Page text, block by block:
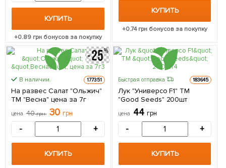
КУПИТЬ
+0.89 грн бонусов за покупку
КУПИТЬ
+0.74грн бонусов за покупку
В наличии. 177351
На развес Салат "Ольжич"
ТМ "Весна" цена за 7г
цена 40грн 30 грн
- +
КУПИТЬ
Быстрая отправка 183645
Лук "Универсо F1" ТМ
"Good Seeds" 200шт
цена 44 грн
- +
КУПИТЬ